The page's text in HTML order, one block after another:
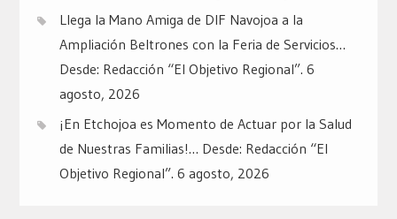
Llega la Mano Amiga de DIF Navojoa a la
Ampliación Beltrones con la Feria de Servicios…
Desde: Redacción “El Objetivo Regional”. 6
agosto, 2026
¡En Etchojoa es Momento de Actuar por la Salud
de Nuestras Familias!… Desde: Redacción “El
Objetivo Regional”. 6 agosto, 2026